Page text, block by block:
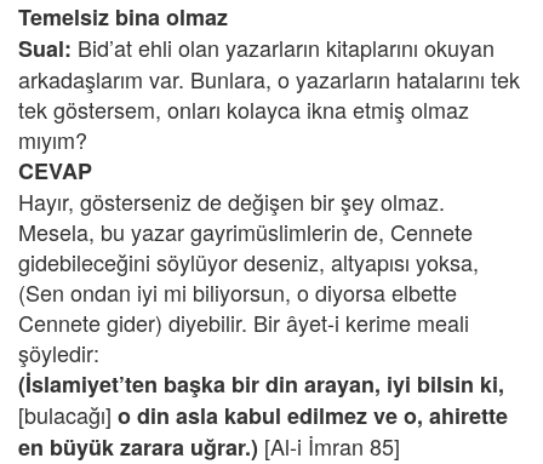
Temelsiz bina olmaz
Sual: Bid’at ehli olan yazarların kitaplarını okuyan
arkadaşlarım var. Bunlara, o yazarların hatalarını tek
tek göstersem, onları kolayca ikna etmiş olmaz
mıyım?
CEVAP
Hayır, gösterseniz de değişen bir şey olmaz.
Mesela, bu yazar gayrimüslimlerin de, Cennete
gidebileceğini söylüyor deseniz, altyapısı yoksa,
(Sen ondan iyi mi biliyorsun, o diyorsa elbette
Cennete gider) diyebilir. Bir âyet-i kerime meali
şöyledir:
(İslamiyet’ten başka bir din arayan, iyi bilsin ki,
[bulacağı] o din asla kabul edilmez ve o, ahirette
en büyük zarara uğrar.) [Al-i İmran 85]